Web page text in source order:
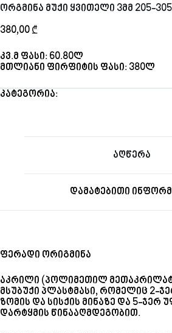
ორგმინა მუქი ყვითელი 3მმ 205-
380,00₾
კვ.მ ფასი: 60.80ლ
მთლიანი ფირფიტის ფასი: 380ლ
კატეგორია:
აღწერა
დამატებითი
ფერადი ორიგმინა
აკრილი (პოლიმეთილ
მსუბუქი პლასტმასი, რომელიც 2-
ზომის და სისქის მინაზე და 5-ჯერ
დარტყმის წინააღმდეგობით.